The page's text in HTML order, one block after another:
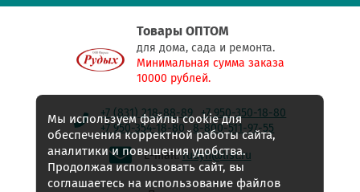
Товары ОПТОМ
для дома, сада и ремонта.
Минимальная сумма заказа
10000 рублей.
+7 (831) 218-88-89
+7 950-350-18-80
+7 950-354-18-80
8-800-511-97-55
E-mail:rudyh@list.ru
Мы используем файлы cookie для
обеспечения корректной работы сайта,
аналитики и повышения удобства.
Продолжая использовать сайт, вы
соглашаетесь на использование файлов